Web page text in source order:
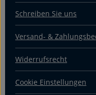
Schreiben Sie uns
Versand- &
Widerrufsrecht
Cookie Einstellungen